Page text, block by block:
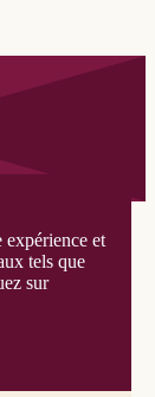
et
tels que
sur